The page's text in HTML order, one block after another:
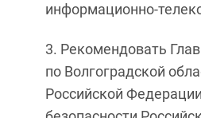
информационно-
3. Рекомендовать
по Волгоградской
Российской